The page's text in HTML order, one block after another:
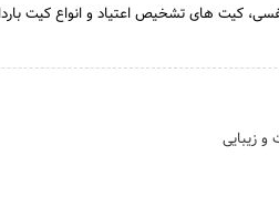
کیت های تشخیص اعتیاد و انواع کیت
زیبایی